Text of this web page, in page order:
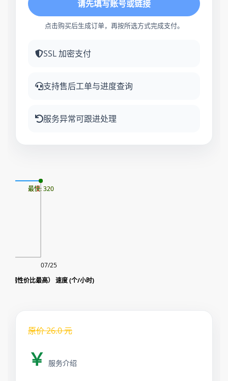
请先填写账号或链接
点击购买后生成订单，再按所选方式完成支付。
SSL 加密支付
支持售后工单与进度查询
服务异常可跟进处理
(全网性价比最高） 速度 (个/小时)
07/25
最慢: 320
最快: 320
原价26.0元
￥ 服务介绍